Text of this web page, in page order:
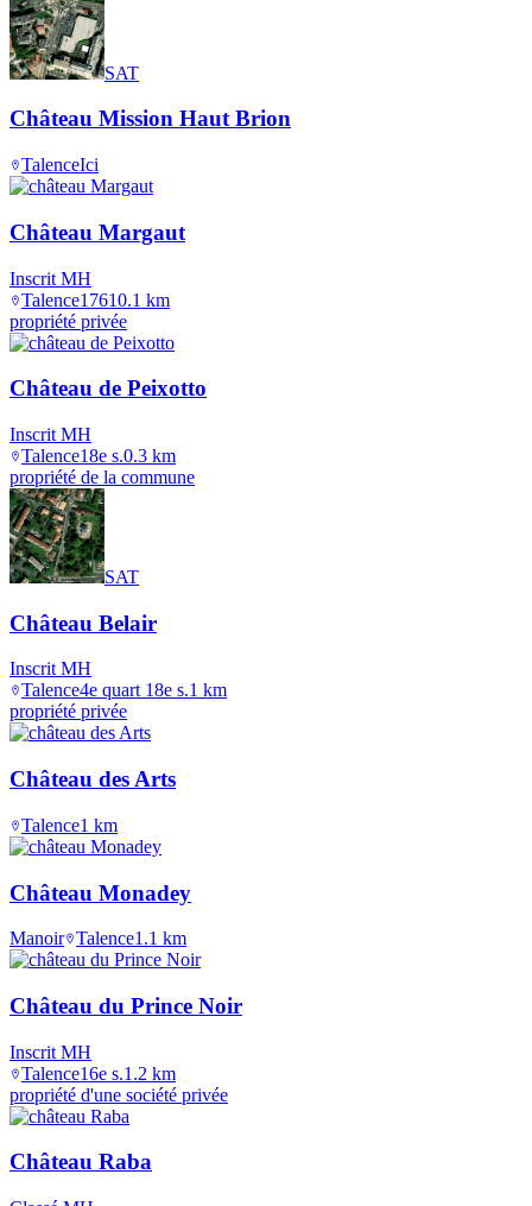
SAT
Château Mission Haut Brion
TalenceIci
Château Margaut
Inscrit MH
Talence17610.1 km
propriété privée
Château de Peixotto
Inscrit MH
Talence18e s.0.3 km
propriété de la commune
SAT
Château Belair
Inscrit MH
Talence4e quart 18e s.1 km
propriété privée
Château des Arts
Talence1 km
Château Monadey
Manoir Talence1.1 km
Château du Prince Noir
Inscrit MH
Talence16e s.1.2 km
propriété d'une société privée
Château Raba